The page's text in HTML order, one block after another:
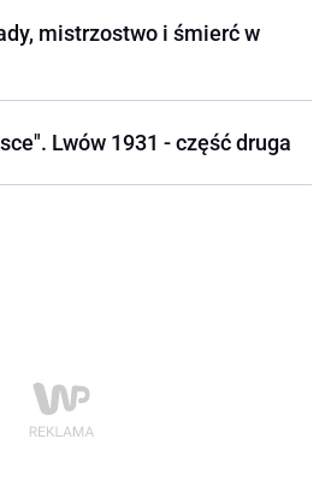
mistrzostwo i śmierć w
Lwów 1931 - część druga